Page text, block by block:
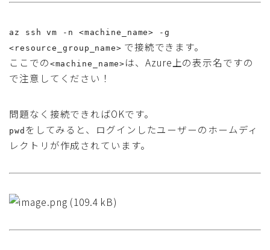
az ssh vm -n <machine_name> -g
<resource_group_name> で接続できます。
ここでの <machine_name> は、Azure上の表示名ですの
で注意してください！
問題なく接続できればOKです。
pwd をしてみると、ログインしたユーザーのホームディ
レクトリが作成されています。